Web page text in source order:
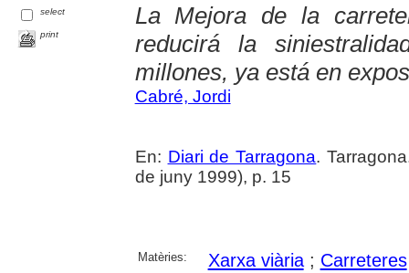
select
print
La Mejora de la
reducirá la
millones, ya está en
Cabré, Jordi
En: Diari de Tarragona.
de juny 1999), p. 15
Matèries: Xarxa viària; Carreteres